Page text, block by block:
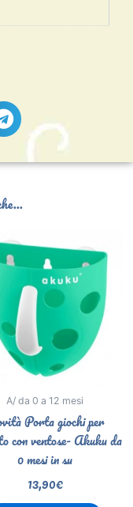
A/ da 0 a 12 mesi
Porta giochi per
con ventose- Akuku da
0 mesi in su
13,90€